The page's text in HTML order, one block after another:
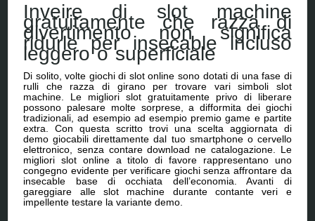
Inveire di slot machine
gratuitamente che razza di
divertimento non significa
ridurle per insecable incluso
leggero o superficiale
Di solito, volte giochi di slot online sono dotati di una fase di
rulli che razza di girano per trovare vari simboli slot
machine. Le migliori slot gratuitamente privo di liberare
possono palesare molte sorprese, a difformita dei giochi
tradizionali, ad esempio ad esempio premio game e partite
extra. Con questa scritto trovi una scelta aggiornata di
demo giocabili direttamente dal tuo smartphone o cervello
elettronico, senza contare download ne catalogazione. Le
migliori slot online a titolo di favore rappresentano uno
congegno evidente per verificare giochi senza affrontare da
insecable base di occhiata dell’economia. Avanti di
gareggiare alle slot machine durante contante veri e
impellente testare la variante demo.